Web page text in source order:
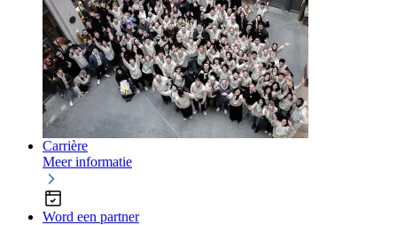
Carrière
Meer informatie
Word een partner